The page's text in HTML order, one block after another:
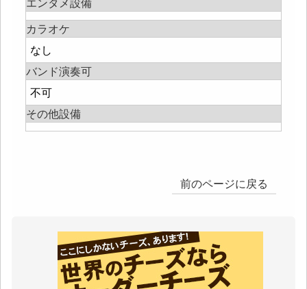
カラオケ
なし
バンド演奏可
不可
その他設備
前のページに戻る